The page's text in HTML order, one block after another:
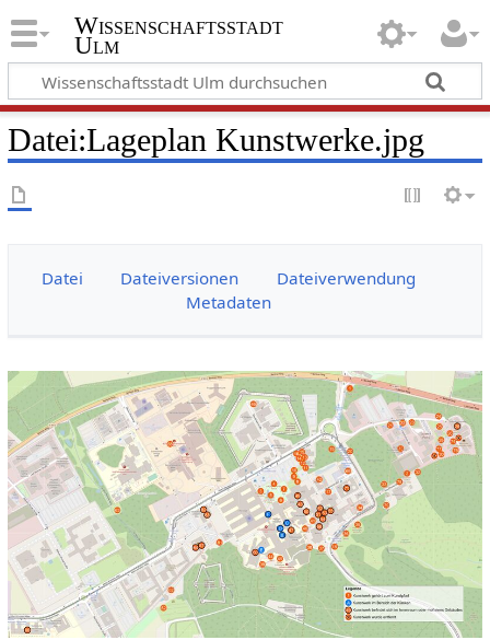
Wissenschaftsstadt
Ulm
Datei:Lageplan Kunstwerke.jpg
Datei Dateiversionen
Dateiverwendung
Metadaten